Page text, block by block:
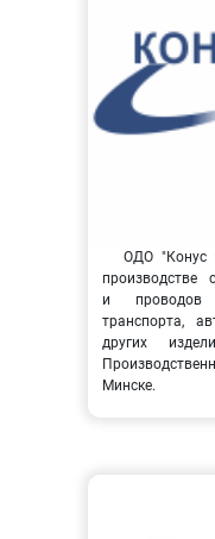
ОДО "Конус
производстве
и проводов
транспорта,
других
Минске.